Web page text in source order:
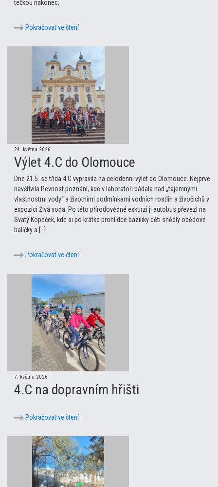
tečkou nakonec.
Pokračovat ve čtení
24. května 2026
Výlet 4.C do Olomouce
Dne 21.5. se třída 4.C vypravila na celodenní výlet do Olomouce. Nejprve
navštívila Pevnost poznání, kde v laboratoři bádala nad „tajemnými
vlastnostmi vody“ a životními podmínkami vodních rostlin a živočichů v
expozici Živá voda. Po této přírodovědné exkurzi ji autobus převezl na
Svatý Kopeček, kde si po krátké prohlídce baziliky děti snědly obědové
balíčky a […]
Pokračovat ve čtení
7. května 2026
4.C na dopravním hřišti
Pokračovat ve čtení